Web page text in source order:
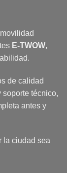
E-TWOW,
de calidad
soporte técnico,
antes y
la ciudad sea